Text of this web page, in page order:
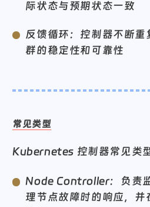
监控结果：控制器持续监
反馈循环：控制器不断重
Node Controller：负责